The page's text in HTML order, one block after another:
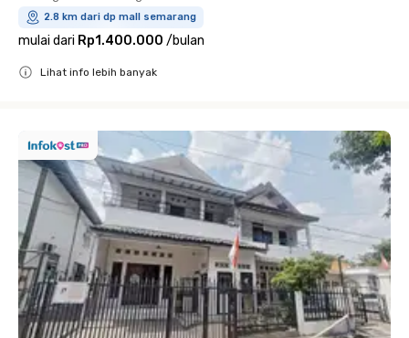
2.8 km dari dp mall semarang
mulai dari Rp1.400.000 /bulan
Lihat info lebih banyak